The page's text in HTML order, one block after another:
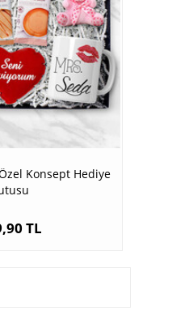
Konsept Hediye
TL